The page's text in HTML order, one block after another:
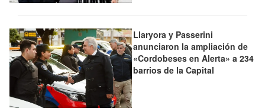
Llaryora y Passerini
anunciaron la ampliación de
«Cordobeses en Alerta» a 234
barrios de la Capital